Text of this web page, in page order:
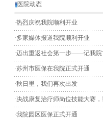
医院动态
·热烈庆祝我院顺利开业
·多家媒体报道我院顺利开业
·迈出重返社会第一步——记我院
·苏州市医保在我院正式开通
·秋日里，我们再次出发
·决战康复治疗师岗位技能大赛
·我院园区医保正式开通